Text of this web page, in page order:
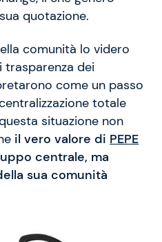
quotazione.
comunità lo videro
trasparenza dei
come un passo
totale
situazione non
il vero valore di PEPE
centrale, ma
sua comunità